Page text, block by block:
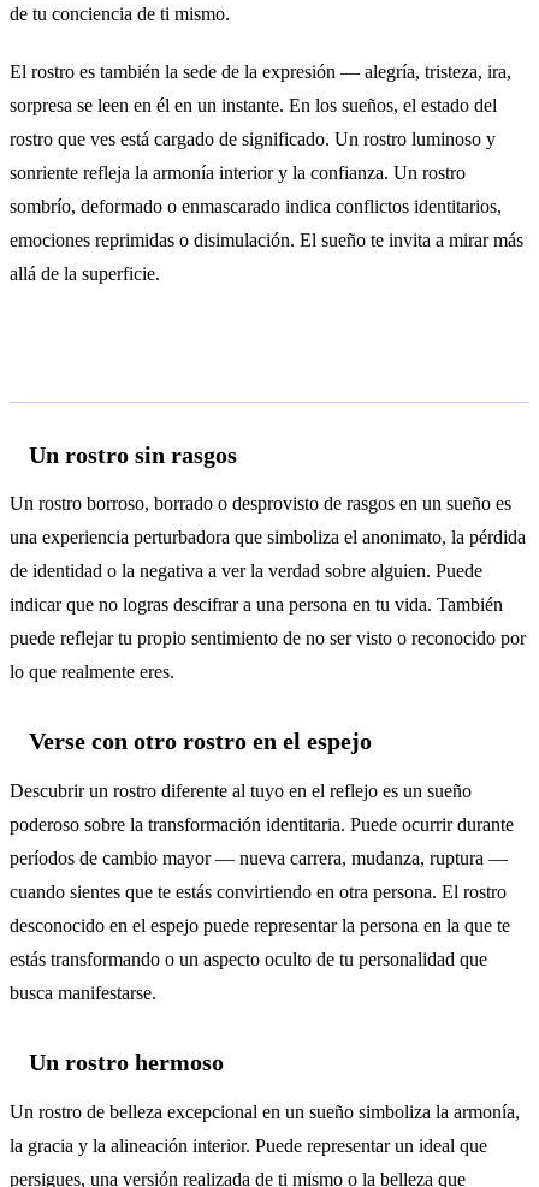
de tu conciencia de ti mismo.
El rostro es también la sede de la expresión — alegría, tristeza, ira,
sorpresa se leen en él en un instante. En los sueños, el estado del
rostro que ves está cargado de significado. Un rostro luminoso y
sonriente refleja la armonía interior y la confianza. Un rostro
sombrío, deformado o enmascarado indica conflictos identitarios,
emociones reprimidas o disimulación. El sueño te invita a mirar más
allá de la superficie.
Un rostro sin rasgos
Un rostro borroso, borrado o desprovisto de rasgos en un sueño es
una experiencia perturbadora que simboliza el anonimato, la pérdida
de identidad o la negativa a ver la verdad sobre alguien. Puede
indicar que no logras descifrar a una persona en tu vida. También
puede reflejar tu propio sentimiento de no ser visto o reconocido por
lo que realmente eres.
Verse con otro rostro en el espejo
Descubrir un rostro diferente al tuyo en el reflejo es un sueño
poderoso sobre la transformación identitaria. Puede ocurrir durante
períodos de cambio mayor — nueva carrera, mudanza, ruptura —
cuando sientes que te estás convirtiendo en otra persona. El rostro
desconocido en el espejo puede representar la persona en la que te
estás transformando o un aspecto oculto de tu personalidad que
busca manifestarse.
Un rostro hermoso
Un rostro de belleza excepcional en un sueño simboliza la armonía,
la gracia y la alineación interior. Puede representar un ideal que
persigues, una versión realizada de ti mismo o la belleza que